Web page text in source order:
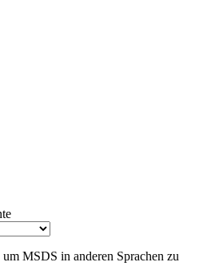
MSDS in anderen Sprachen zu